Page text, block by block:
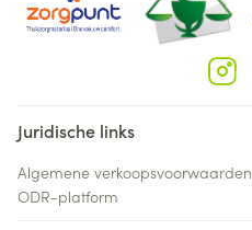
Juridische links
Algemene verkoopsvoorwaarden
ODR-platform